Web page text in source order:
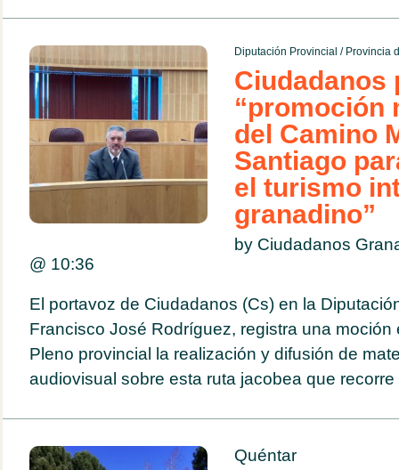
Diputación Provincial / Provincia
Ciudadanos
“promoción
del Camino
Santiago
el turismo
granadino”
by Ciudadanos
@ 10:36
El portavoz de Ciudadanos (Cs) en la
Francisco José Rodríguez, registra una moción
Pleno provincial la realización y difusión de
audiovisual sobre esta ruta jacobea que recorre
Quéntar